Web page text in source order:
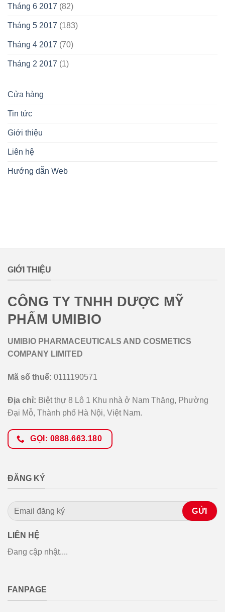
Tháng 6 2017 (82)
Tháng 5 2017 (183)
Tháng 4 2017 (70)
Tháng 2 2017 (1)
Cửa hàng
Tin tức
Giới thiệu
Liên hệ
Hướng dẫn Web
GIỚI THIỆU
CÔNG TY TNHH DƯỢC MỸ
PHẨM UMIBIO
UMIBIO PHARMACEUTICALS AND COSMETICS
COMPANY LIMITED
Mã số thuế: 0111190571
Địa chỉ: Biệt thự 8 Lô 1 Khu nhà ở Nam Thăng, Phường
Đại Mỗ, Thành phố Hà Nội, Việt Nam.
GỌI: 0888.663.180
ĐĂNG KÝ
LIÊN HỆ
Đang cập nhật....
FANPAGE